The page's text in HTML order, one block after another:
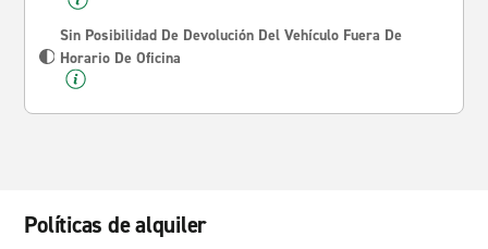
Sin Posibilidad De Devolución Del Vehículo Fuera De
Horario De Oficina
Políticas de alquiler